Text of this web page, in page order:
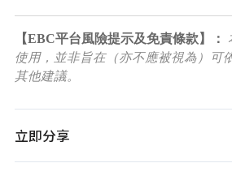
【EBC平台風險提示及免責條款】：
使用，並非旨在（亦不應被視為）可
其他建議。
立即分享